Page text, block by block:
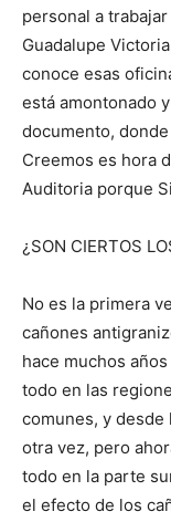
personal a
Guadalupe
conoce esas
está amontonado
documento,
Creemos es hora
Auditoria porque
¿SON CIERTOS
No es la primera
cañones
hace muchos
todo en las
comunes, y desde
otra vez, pero
todo en la parte
el efecto de los